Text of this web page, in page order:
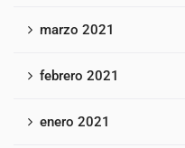
marzo 2021
febrero 2021
enero 2021